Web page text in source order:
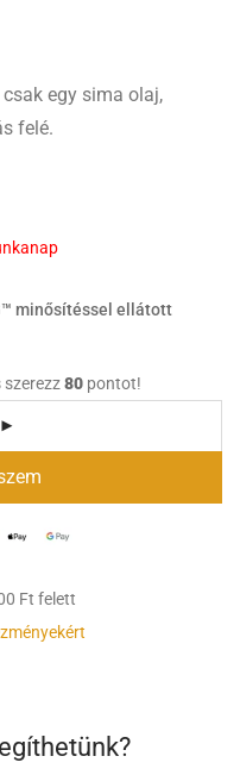
egy sima olaj,
felé.
minősítéssel ellátott
szerezz80 pontot!
Ft felett